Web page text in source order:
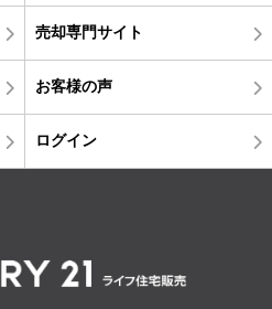
売却専門サイト
お客様の声
ログイン